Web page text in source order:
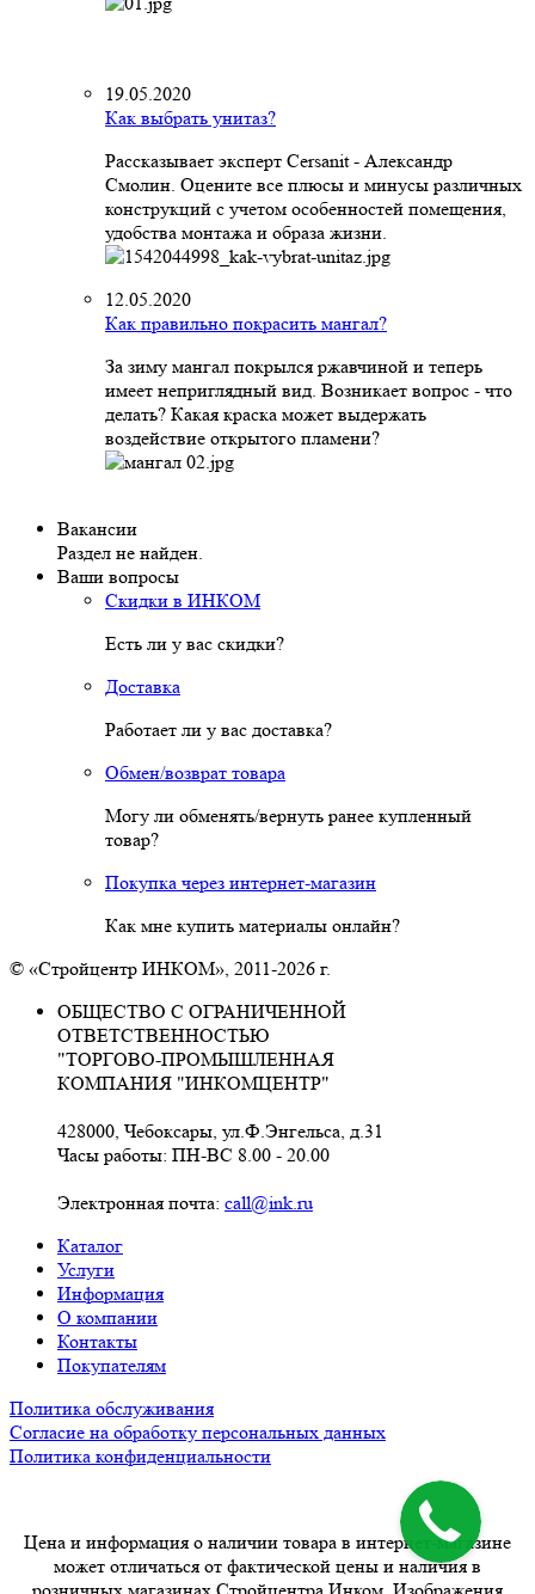
19.05.2020
Как выбрать унитаз?
Рассказывает эксперт Cersanit - Александр
Смолин. Оцените все плюсы и минусы различных
конструкций с учетом особенностей помещения,
удобства монтажа и образа жизни.
12.05.2020
Как правильно покрасить мангал?
За зиму мангал покрылся ржавчиной и теперь
имеет неприглядный вид. Возникает вопрос - что
делать? Какая краска может выдержать
воздействие открытого пламени?
Вакансии
Раздел не найден.
Ваши вопросы
Скидки в ИНКОМ
Есть ли у вас скидки?
Доставка
Работает ли у вас доставка?
Обмен/возврат товара
Могу ли обменять/вернуть ранее купленный
товар?
Покупка через интернет-магазин
Как мне купить материалы онлайн?
© «Стройцентр ИНКОМ», 2011-2026 г.
ОБЩЕСТВО С ОГРАНИЧЕННОЙ
ОТВЕТСТВЕННОСТЬЮ
"ТОРГОВО-ПРОМЫШЛЕННАЯ
КОМПАНИЯ "ИНКОМЦЕНТР"
428000, Чебоксары, ул.Ф.Энгельса, д.31
Часы работы: ПН-ВС 8.00 - 20.00
Электронная почта: call@ink.ru
Каталог
Услуги
Информация
О компании
Контакты
Покупателям
Политика обслуживания
Согласие на обработку персональных данных
Политика конфиденциальности
Цена и информация о наличии товара в интернет-магазине
может отличаться от фактической цены и наличия в